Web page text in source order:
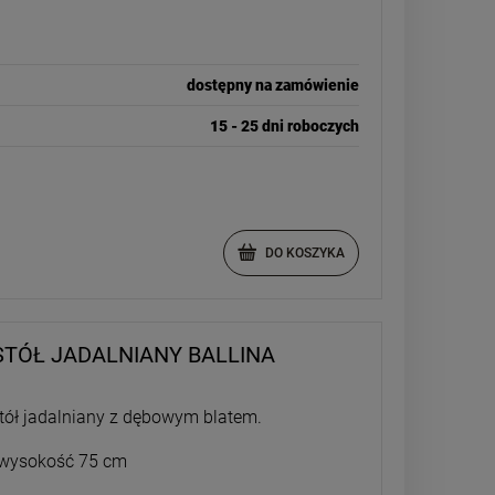
INDUSTRIALNA PÓŁKA
WISZĄCA NAD WYSPĘ -
Najniższa cena:
747,45 zł
DO KOSZYKA
dostępny na zamówienie
15 - 25 dni roboczych
DO KOSZYKA
JADALNIANY BALLINA
jadalniany z dębowym blatem.
75 cm